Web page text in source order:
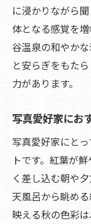
に浸かりながら
体となる感覚を
谷温泉の和やか
と安らぎをもた
力があります。
写真愛好家にお
写真愛好家にと
トです。紅葉が
く差し込む朝や
天風呂から眺め
映える秋の色彩